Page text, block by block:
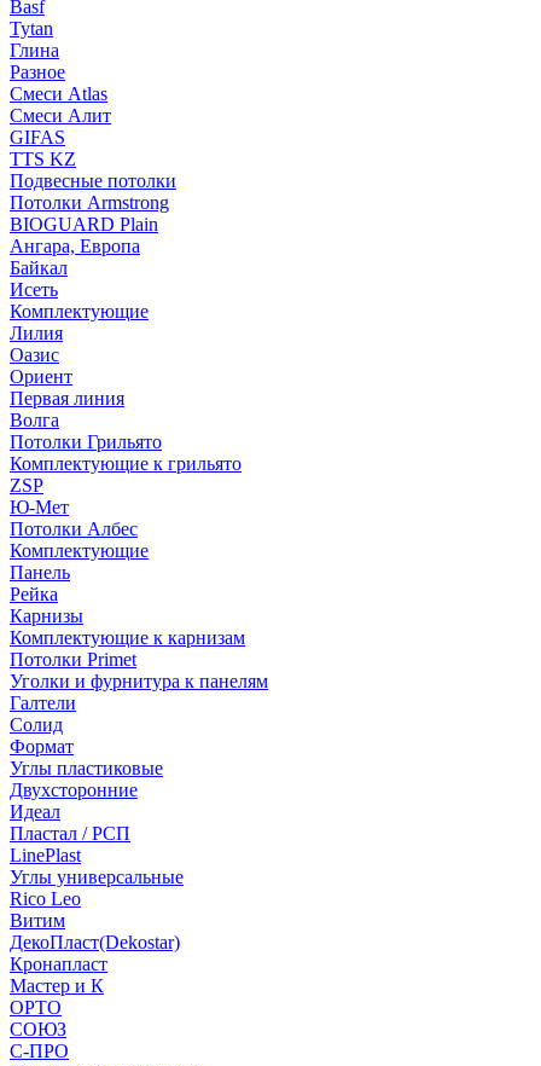
Basf
Tytan
Глина
Разное
Смеси Atlas
Смеси Алит
GIFAS
TTS KZ
Подвесные потолки
Потолки Armstrong
BIOGUARD Plain
Ангара, Европа
Байкал
Исеть
Комплектующие
Лилия
Оазис
Ориент
Первая линия
Волга
Потолки Грильято
Комплектующие к грильято
ZSP
Ю-Мет
Потолки Албес
Комплектующие
Панель
Рейка
Карнизы
Комплектующие к карнизам
Потолки Primet
Уголки и фурнитура к панелям
Галтели
Солид
Формат
Углы пластиковые
Двухсторонние
Идеал
Пластал / РСП
LinePlast
Углы универсальные
Rico Leo
Витим
ДекоПласт(Dekostar)
Кронапласт
Мастер и К
ОРТО
СОЮЗ
С-ПРО